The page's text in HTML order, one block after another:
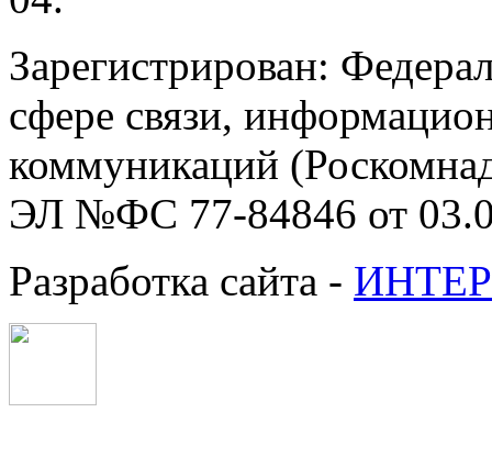
Зарегистрирован:
сфере связи,
коммуникаций
ЭЛ №ФС 77-84846 от
Разработка сайта -